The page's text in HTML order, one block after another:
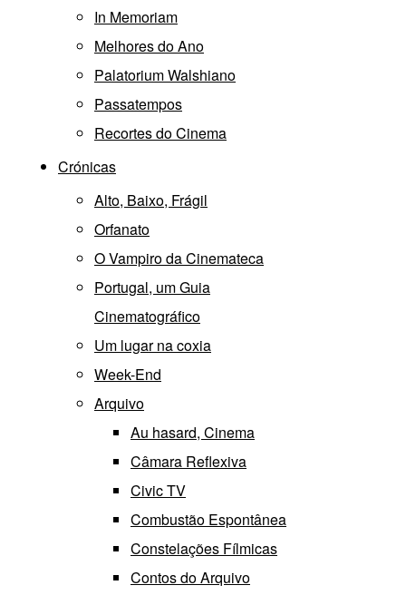
In Memoriam
Melhores do Ano
Palatorium Walshiano
Passatempos
Recortes do Cinema
Crónicas
Alto, Baixo, Frágil
Orfanato
O Vampiro da Cinemateca
Portugal, um Guia
Cinematográfico
Um lugar na coxia
Week-End
Arquivo
Au hasard, Cinema
Câmara Reflexiva
Civic TV
Combustão Espontânea
Constelações Fílmicas
Contos do Arquivo